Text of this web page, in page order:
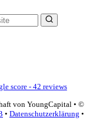
score - 42 reviews
von YoungCapital • ©
• Datenschutzerklärung •